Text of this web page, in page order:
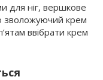
для ніг, вершкове
зволожуючий крем
ввібрати крем